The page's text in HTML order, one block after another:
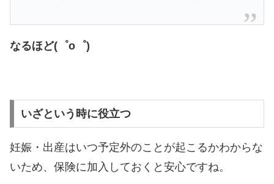
なるほど(゜o゜)
いざという時に役立つ
妊娠・出産はいつ予定外のことが起こるかわからな
いため、保険に加入しておくと安心ですね。